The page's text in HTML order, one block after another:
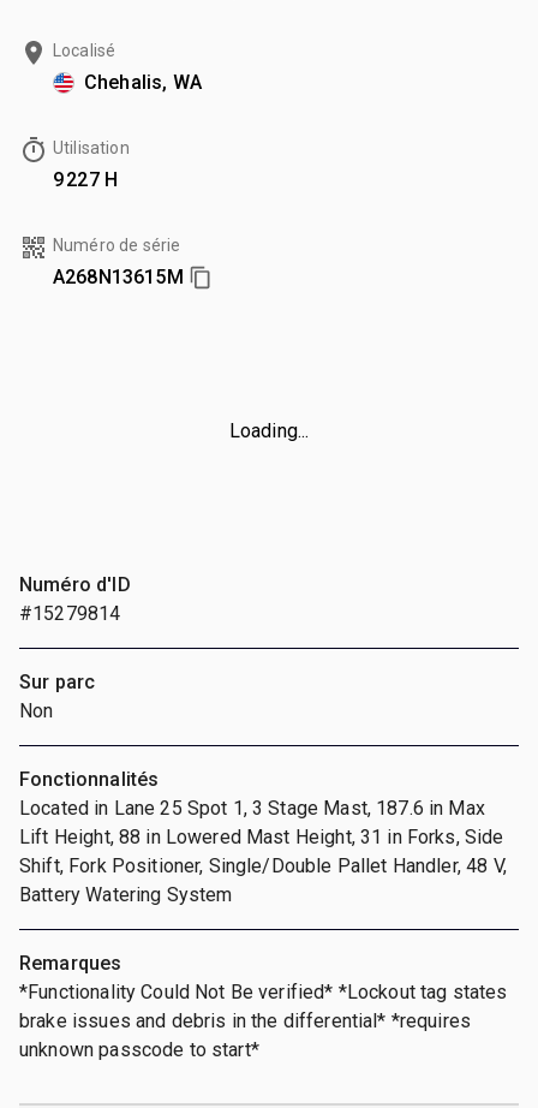
Localisé
Chehalis, WA
Utilisation
9 227 H
Numéro de série
A268N13615M
Loading...
Numéro d'ID
#15279814
Sur parc
Non
Fonctionnalités
Located in Lane 25 Spot 1, 3 Stage Mast, 187.6 in Max
Lift Height, 88 in Lowered Mast Height, 31 in Forks, Side
Shift, Fork Positioner, Single/Double Pallet Handler, 48 V,
Battery Watering System
Remarques
*Functionality Could Not Be verified* *Lockout tag states
brake issues and debris in the differential* *requires
unknown passcode to start*